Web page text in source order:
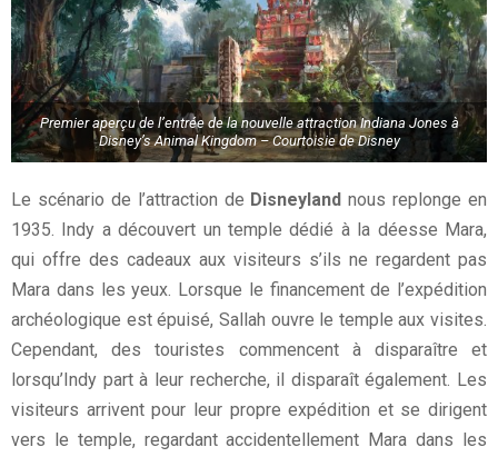
Premier aperçu de l’entrée de la nouvelle attraction Indiana Jones à
Disney’s Animal Kingdom – Courtoisie de Disney
Le scénario de l’attraction de Disneyland nous replonge en
1935. Indy a découvert un temple dédié à la déesse Mara,
qui offre des cadeaux aux visiteurs s’ils ne regardent pas
Mara dans les yeux. Lorsque le financement de l’expédition
archéologique est épuisé, Sallah ouvre le temple aux visites.
Cependant, des touristes commencent à disparaître et
lorsqu’Indy part à leur recherche, il disparaît également. Les
visiteurs arrivent pour leur propre expédition et se dirigent
vers le temple, regardant accidentellement Mara dans les